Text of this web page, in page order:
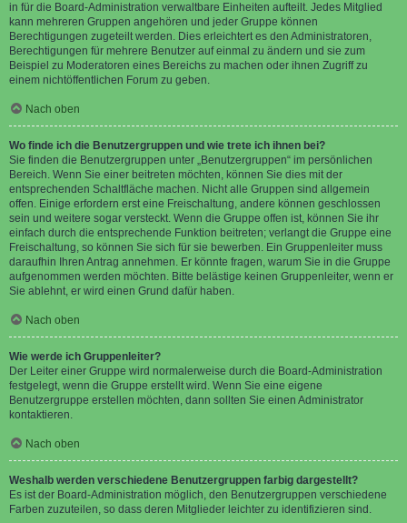
in für die Board-Administration verwaltbare Einheiten aufteilt. Jedes Mitglied
kann mehreren Gruppen angehören und jeder Gruppe können
Berechtigungen zugeteilt werden. Dies erleichtert es den Administratoren,
Berechtigungen für mehrere Benutzer auf einmal zu ändern und sie zum
Beispiel zu Moderatoren eines Bereichs zu machen oder ihnen Zugriff zu
einem nichtöffentlichen Forum zu geben.
Nach oben
Wo finde ich die Benutzergruppen und wie trete ich ihnen bei?
Sie finden die Benutzergruppen unter „Benutzergruppen“ im persönlichen
Bereich. Wenn Sie einer beitreten möchten, können Sie dies mit der
entsprechenden Schaltfläche machen. Nicht alle Gruppen sind allgemein
offen. Einige erfordern erst eine Freischaltung, andere können geschlossen
sein und weitere sogar versteckt. Wenn die Gruppe offen ist, können Sie ihr
einfach durch die entsprechende Funktion beitreten; verlangt die Gruppe eine
Freischaltung, so können Sie sich für sie bewerben. Ein Gruppenleiter muss
daraufhin Ihren Antrag annehmen. Er könnte fragen, warum Sie in die Gruppe
aufgenommen werden möchten. Bitte belästige keinen Gruppenleiter, wenn er
Sie ablehnt, er wird einen Grund dafür haben.
Nach oben
Wie werde ich Gruppenleiter?
Der Leiter einer Gruppe wird normalerweise durch die Board-Administration
festgelegt, wenn die Gruppe erstellt wird. Wenn Sie eine eigene
Benutzergruppe erstellen möchten, dann sollten Sie einen Administrator
kontaktieren.
Nach oben
Weshalb werden verschiedene Benutzergruppen farbig dargestellt?
Es ist der Board-Administration möglich, den Benutzergruppen verschiedene
Farben zuzuteilen, so dass deren Mitglieder leichter zu identifizieren sind.